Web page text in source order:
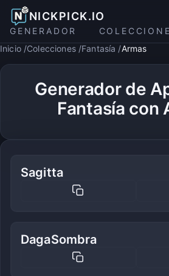
NICKPICK.IO
GENERADOR
Inicio Colecciones Fantasía Armas
Generador de
Fantasía con
Sagitta
DagaSombra